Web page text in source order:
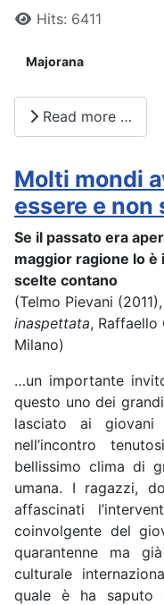
Hits: 6411
Majorana
Read more …
Molti mondi
essere e non
Se il passato era
maggior ragione lo è
scelte contano
(Telmo Pievani (2011),
inaspettata, Raffaello
Milano)
…un importante
questo uno dei
lasciato ai giovani
nell’incontro
bellissimo clima di
umana. I ragazzi,
affascinati
coinvolgente del
quarantenne ma
culturale
quale è ha saputo